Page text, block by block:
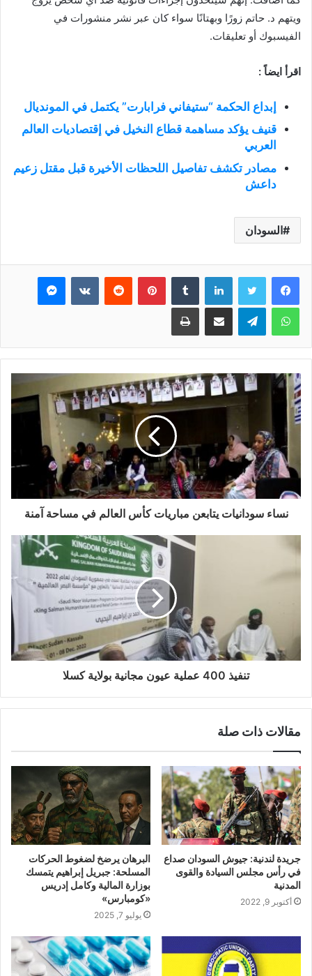
ويتهم د. حاتم زورًا وبهتانًا سواء كان عبر نشر منشورات في
الفيسبوك أو تعليقات.
اقرأ ايضاً :
إبداع الحكمة “ستيفاني فرابارت” يكتمل في المونديال
قنيف يؤكد مساهمة قطاع النخيل في إقتصاديات العالم
العربي
مصادر تكشف تفاصيل اللحظات الأخيرة قبل مقتل زعيم
داعش
السودان
فيسبوك تويتر لينكدإن بينتيريست ماسنجر
واتساب تيلقرام مشاركة عبر البريد طباعة
نساء سودانيات يتابعن مباريات كأس العالم في مساحة آمنة
تنفيذ 400 عملية عيون مجانية بولاية كسلا
مقالات ذات صلة
جريدة لندنية: جيوش السودان صداع
في رأس مجلس السيادة والقوى
المدنية
أكتوبر 9, 2022
البرهان يرضخ لضغوط الحركات
المسلحة: جبريل إبراهيم يتمسك
بوزارة المالية وكامل إدريس
«كومبارس»
يوليو 7, 2025